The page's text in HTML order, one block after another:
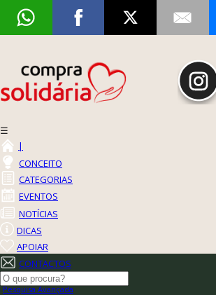
☰
|
CONCEITO
CATEGORIAS
EVENTOS
NOTÍCIAS
DICAS
APOIAR
CONTACTOS
Pesquisa Avançada